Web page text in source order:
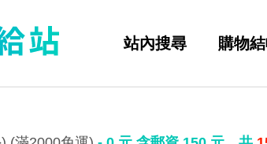
站內搜尋 購物